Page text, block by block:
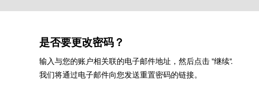
是否要更改密码？
输入与您的账户相关联的电子邮件地址，然后点击 "继续".
我们将通过电子邮件向您发送重置密码的链接。